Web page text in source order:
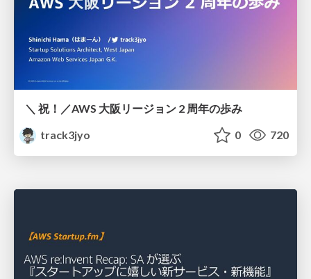
＼ 祝！／AWS 大阪リージョン 2 周年の歩み
track3jyo
0 720